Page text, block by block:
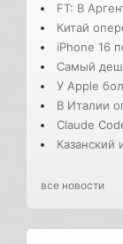
FT: В
Китай
iPhone 16
Самый
У Apple
В Италии
Claude
Казанский
все новости